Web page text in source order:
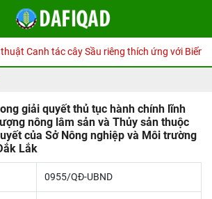
Canh tác cây Sầu riêng thích ứng với Biến
giải quyết thủ tục hành chính lĩnh
nông lâm sản và Thủy sản thuộc
của Sở Nông nghiệp và Môi trường
Lắk
0955/QÐ-UBND